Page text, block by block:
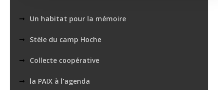
Un habitat pour la mémoire
Stèle du camp Hoche
Collecte coopérative
la PAIX à l’agenda